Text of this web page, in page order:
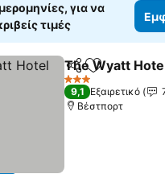
για να
τιμές
Κοινοποίηση
Προσθήκη
The Wyatt
3 Αστέρια
9,1 Εξαιρετικό
Βέστπορτ